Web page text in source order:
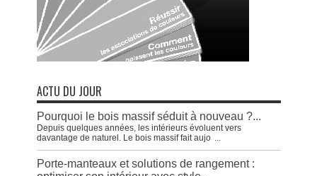
ACTU DU JOUR
Pourquoi le bois massif séduit à nouveau ?...
Depuis quelques années, les intérieurs évoluent vers
davantage de naturel. Le bois massif fait aujo
Porte-manteaux et solutions de rangement :